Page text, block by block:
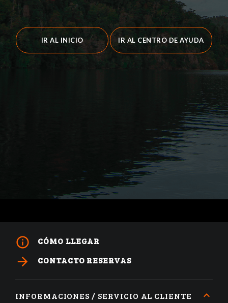
IR AL INICIO IR AL CENTRO DE AYUDA
info_outline CÓMO LLEGAR
arrow_forward CONTACTO RESERVAS
INFORMACIONES / SERVICIO AL CLIENTE